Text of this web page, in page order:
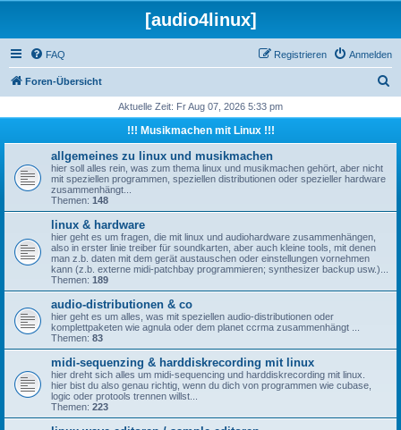
[audio4linux]
FAQ Anmelden
Registrieren
Foren-Übersicht
h
Aktuelle Zeit: Fr Aug 07, 2026 5:33 pm
!!! Musikmachen mit Linux !!!
allgemeines zu linux und musikmachen
hier soll alles rein, was zum thema linux und musikmachen gehört, aber nicht
mit speziellen programmen, speziellen distributionen oder spezieller hardware
zusammenhängt...
Themen: 148
linux & hardware
hier geht es um fragen, die mit linux und audiohardware zusammenhängen,
also in erster linie treiber für soundkarten, aber auch kleine tools, mit denen
man z.b. daten mit dem gerät austauschen oder einstellungen vornehmen
kann (z.b. externe midi-patchbay programmieren; synthesizer backup usw.)...
Themen: 189
audio-distributionen & co
hier geht es um alles, was mit speziellen audio-distributionen oder
komplettpaketen wie agnula oder dem planet ccrma zusammenhängt ...
Themen: 83
midi-sequenzing & harddiskrecording mit linux
hier dreht sich alles um midi-sequencing und harddiskrecording mit linux.
hier bist du also genau richtig, wenn du dich von programmen wie cubase,
logic oder protools trennen willst...
Themen: 223